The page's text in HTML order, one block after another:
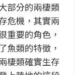
部分的兩棲類
危機，其實兩
重要的角色，
魚類的特徵，
棲類確實生存